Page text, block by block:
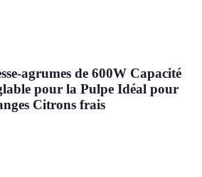
agrumes de 600W Capacité
pour la Pulpe Idéal pour
Citrons frais